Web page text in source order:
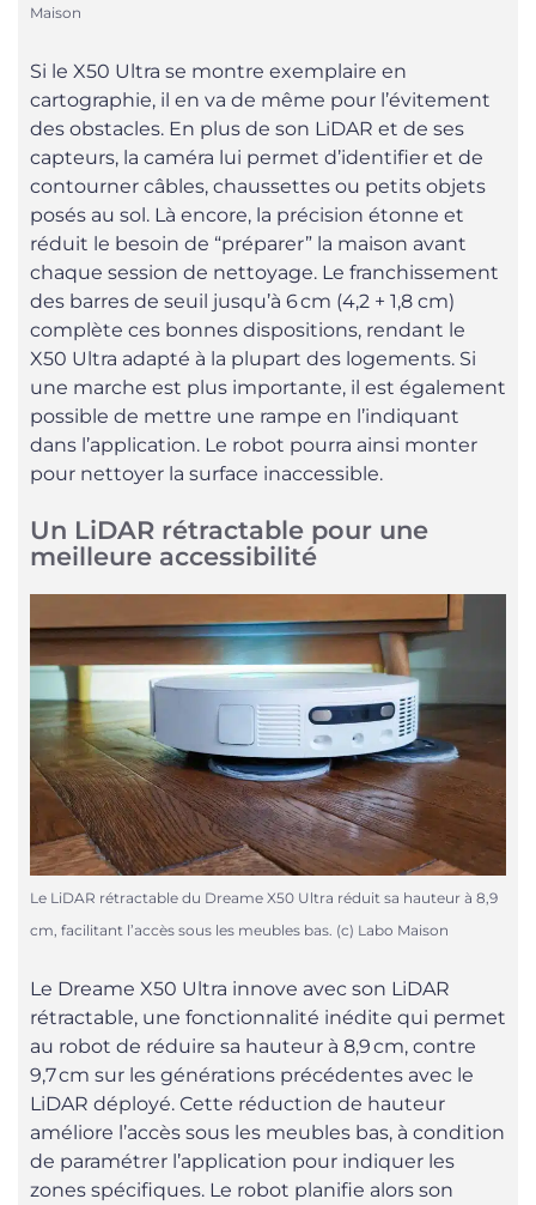
Maison
Si le X50 Ultra se montre exemplaire en
cartographie, il en va de même pour l’évitement
des obstacles. En plus de son LiDAR et de ses
capteurs, la caméra lui permet d’identifier et de
contourner câbles, chaussettes ou petits objets
posés au sol. Là encore, la précision étonne et
réduit le besoin de “préparer” la maison avant
chaque session de nettoyage. Le franchissement
des barres de seuil jusqu’à 6 cm (4,2 + 1,8 cm)
complète ces bonnes dispositions, rendant le
X50 Ultra adapté à la plupart des logements. Si
une marche est plus importante, il est également
possible de mettre une rampe en l’indiquant
dans l’application. Le robot pourra ainsi monter
pour nettoyer la surface inaccessible.
Un LiDAR rétractable pour une
meilleure accessibilité
Le LiDAR rétractable du Dreame X50 Ultra réduit sa hauteur à 8,9
cm, facilitant l’accès sous les meubles bas. (c) Labo Maison
Le Dreame X50 Ultra innove avec son LiDAR
rétractable, une fonctionnalité inédite qui permet
au robot de réduire sa hauteur à 8,9 cm, contre
9,7 cm sur les générations précédentes avec le
LiDAR déployé. Cette réduction de hauteur
améliore l’accès sous les meubles bas, à condition
de paramétrer l’application pour indiquer les
zones spécifiques. Le robot planifie alors son